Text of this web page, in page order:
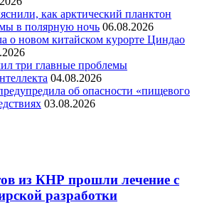
как арктический планктон
в полярную ночь 06.08.2026
о новом китайском курорте Циндао
три главные проблемы
04.08.2026
об опасности «пищевого
03.08.2026
из КНР прошли лечение с
разработки